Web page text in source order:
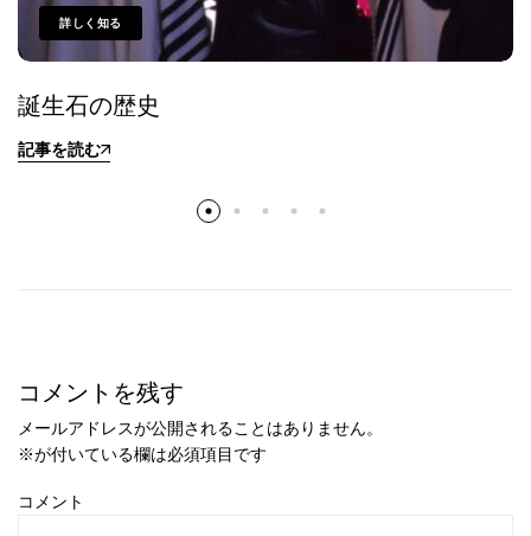
詳しく知る
誕生石の歴史
記事を読む
コメントを残す
メールアドレスが公開されることはありません。
※が付いている欄は必須項目です
コメント